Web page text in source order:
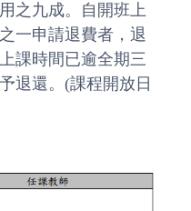
之九成。自開班上
一申請退費者，退
課時間已逾全期三
退還。(課程開放日